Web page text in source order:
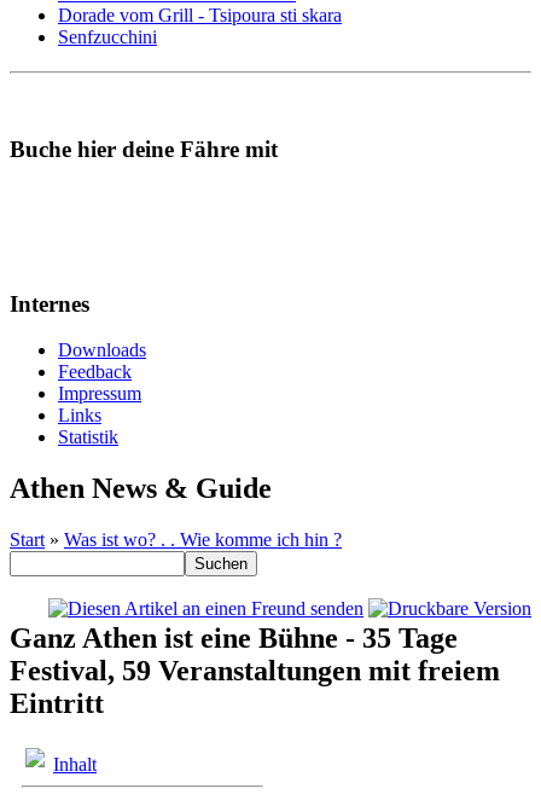
Dorade vom Grill - Tsipoura sti skara
Senfzucchini
Buche hier deine Fähre mit
Internes
Downloads
Feedback
Impressum
Links
Statistik
Athen News & Guide
Start » Was ist wo? . . Wie komme ich hin ?
Ganz Athen ist eine Bühne - 35 Tage
Festival, 59 Veranstaltungen mit freiem
Eintritt
Inhalt